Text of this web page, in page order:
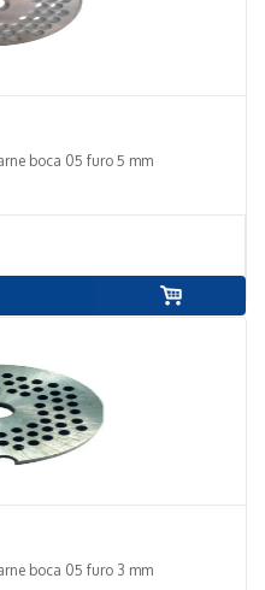
boca 05 furo 5 mm
boca 05 furo 3 mm